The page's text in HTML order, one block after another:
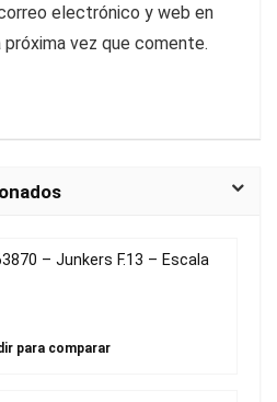
electrónico y web en
vez que comente.
– Junkers F.13 – Escala
para comparar